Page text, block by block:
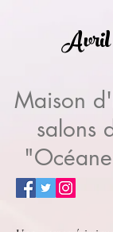
Maison
salons